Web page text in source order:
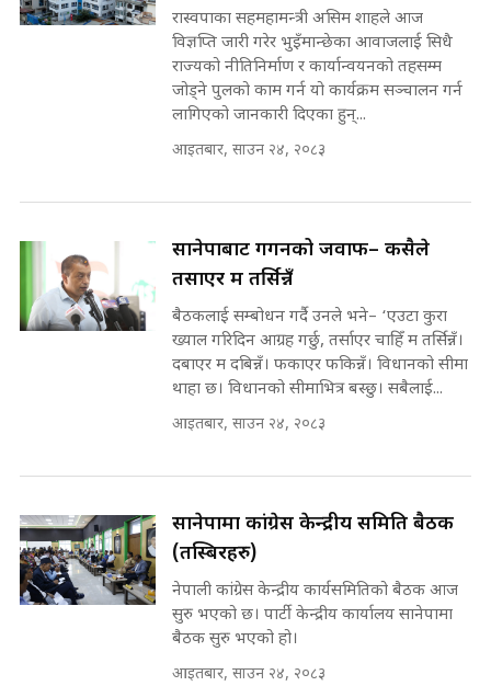
सहकारी पीडितसँग मन्त्री प्रतिभा रावलले
भनिन्–साथ दिनुहोस्, दबाब होइन ||
Sidhakura || Pratibha Rawal
कहिले बन्ला चक्रपथ ? विस्तार कार्यमा
किन भइरहेछ ढिलाइ ?The Ring Road
Expansion Dilemma |
SIDHAKURA |
७८ लाख घुस खाने मन्त्री ! जोगाउने
प्रधानमन्त्री ? || SIDHAKURA ||
SIDHAKURA INVESTIGATION
||
अडियो | FULL AUDIO |
SIDHAKURA |
मन्त्री राजकुमारलाई घुस दिने विचौलीया
पूर्व मन्त्री रञ्जिता || SIDHAKURA
मन्त्रीले घुस डिल गरेको अडियो ! दुई झोला
नोट मन्त्रीलाई घुस | SIDHAKURA |
SIDHAKURA INVESTIGATION |
मृतकका परिवारप्रति मेडिकल काउन्सीलको
बदनियत ! न्याय खोज्दै भौतारिदै सुवास
रास्वपाका सहमहामन्त्री असिम शाहले आज
विज्ञप्ति जारी गरेर भुइँमान्छेका आवाजलाई सिधै
राज्यको नीतिनिर्माण र कार्यान्वयनको तहसम्म
जोड्ने पुलको काम गर्न यो कार्यक्रम सञ्चालन गर्न
लागिएको जानकारी दिएका हुन्...
आइतबार, साउन २४, २०८३
सानेपाबाट गगनको जवाफ– कसैले
तर्साएर म तर्सिन्नँ
बैठकलाई सम्बोधन गर्दै उनले भने– ‘एउटा कुरा
ख्याल गरिदिन आग्रह गर्छु, तर्साएर चाहिँ म तर्सिन्नँ।
दबाएर म दबिन्नँ। फकाएर फकिन्नँ। विधानको सीमा
थाहा छ। विधानको सीमाभित्र बस्छु। सबैलाई...
आइतबार, साउन २४, २०८३
सानेपामा कांग्रेस केन्द्रीय समिति बैठक
(तस्बिरहरु)
नेपाली कांग्रेस केन्द्रीय कार्यसमितिको बैठक आज
सुरु भएको छ। पार्टी केन्द्रीय कार्यालय सानेपामा
बैठक सुरु भएको हो।
आइतबार, साउन २४, २०८३